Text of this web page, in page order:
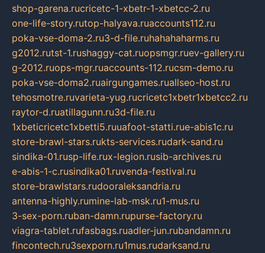
shop-garena.rucricetc-1-xbetr-1-xbetcc-2.ru
one-life-story.rutop-halyava.ruaccounts112.ru
poka-vse-doma-2.ru3-d-file.ruhahahaharms.ru
g2012.rutst-1.rushaggy-cat.ruopsmgr.ruev-gallery.ru
g-2012.ruops-mgr.ruaccounts-112.rucsm-demo.ru
poka-vse-doma2.ruairgungames.ruallseo-host.ru
tehosmotre.ruvarieta-yug.rucricetc1xbetr1xbetcc2.ru
raytor-d.ruatillagunn.ru3d-file.ru
1xbeticricetc1xbetti5.ruuafoot-statti.rue-abis1c.ru
store-brawl-stars.rukts-services.rudark-sand.ru
sindika-01.rusp-life.rux-legion.rusib-archives.ru
e-abis-1-c.rusindika01.ruvenda-festival.ru
store-brawlstars.rudooraleksandria.ru
antenna-highly.rumine-lab-msk.ru1-mus.ru
3-sex-porn.ruban-damn.rupurse-factory.ru
viagra-tablet.rufasbags.ruadler-jun.rubandamn.ru
fincontech.ru3sexporn.ru1mus.rudarksand.ru